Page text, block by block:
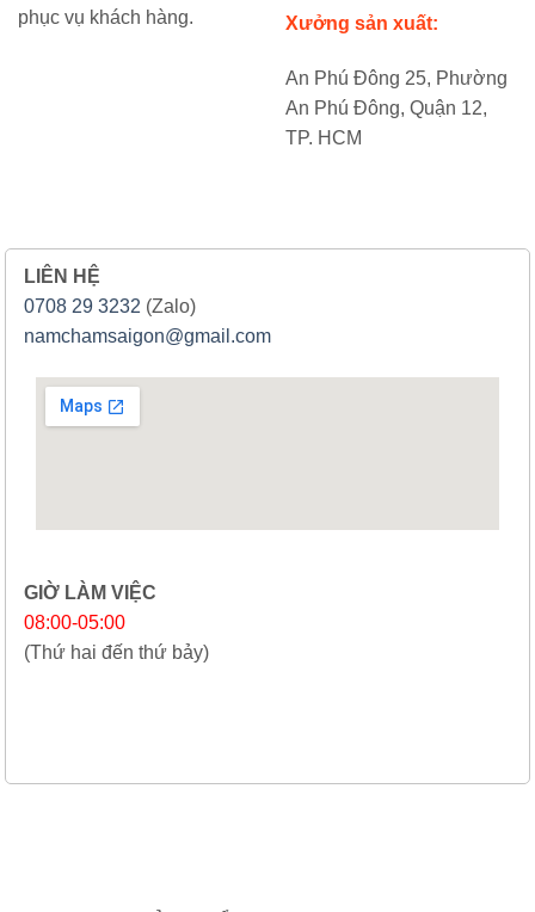
phục vụ khách hàng.
Xưởng sản xuất:
An Phú Đông 25, Phường
An Phú Đông, Quận 12,
TP. HCM
LIÊN HỆ
0708 29 3232 (Zalo)
namchamsaigon@gmail.com
GIỜ LÀM VIỆC
08:00-05:00
(Thứ hai đến thứ bảy)